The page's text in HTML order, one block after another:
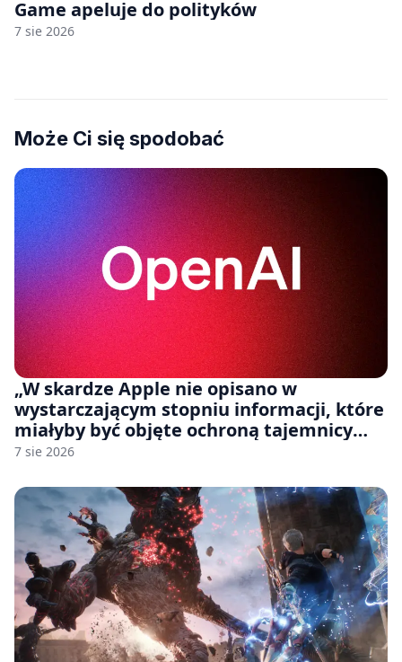
Game apeluje do polityków
7 sie 2026
Może Ci się spodobać
„W skardze Apple nie opisano w
wystarczającym stopniu informacji, które
miałyby być objęte ochroną tajemnicy
handlowej”. OpenAI żąda odrzucenia
7 sie 2026